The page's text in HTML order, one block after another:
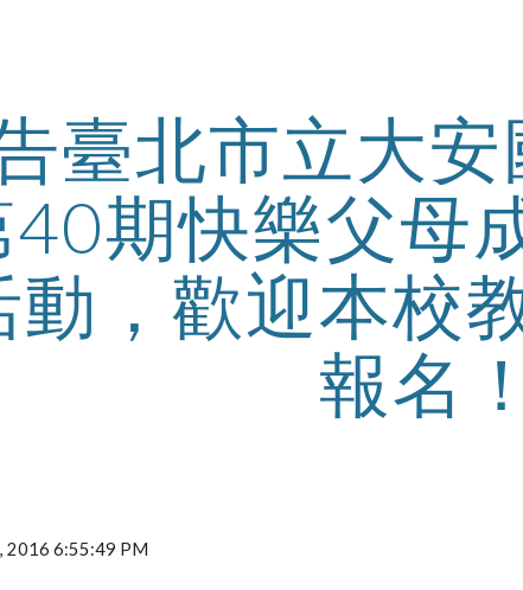
臺北市立大
40期快樂父母
動，歡迎本校
報名！
2016 6:55:49 PM